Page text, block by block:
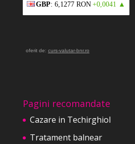
GBP: 6,1277 RON +0,0041 ▲
oferit de: curs-valutar-bnr.ro
Pagini recomandate
Cazare in Techirghiol
Tratament balnear